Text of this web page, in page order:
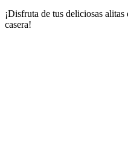
¡Disfruta de tus deliciosas
casera!